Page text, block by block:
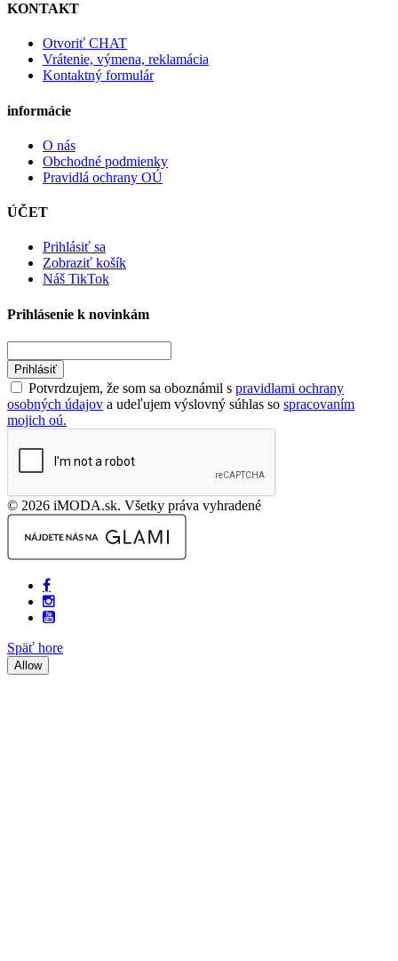
KONTAKT
Otvoriť CHAT
Vrátenie, výmena, reklamácia
Kontaktný formulár
informácie
O nás
Obchodné podmienky
Pravidlá ochrany OÚ
ÚČET
Prihlásiť sa
Zobraziť košík
Náš TikTok
Prihlásenie k novinkám
Prihlásiť
Potvrdzujem, že som sa oboznámil s pravidlami ochrany
osobných údajov a udeľujem výslovný súhlas so spracovaním
mojich oú.
© 2026 iMODA.sk. Všetky práva vyhradené
Späť hore
Allow